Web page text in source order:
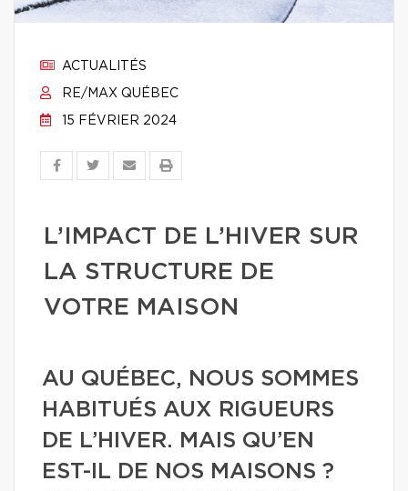
ACTUALITÉS
RE/MAX QUÉBEC
15 FÉVRIER 2024
L’IMPACT DE L’HIVER SUR
LA STRUCTURE DE
VOTRE MAISON
AU QUÉBEC, NOUS SOMMES
HABITUÉS AUX RIGUEURS
DE L’HIVER. MAIS QU’EN
EST-IL DE NOS MAISONS ?